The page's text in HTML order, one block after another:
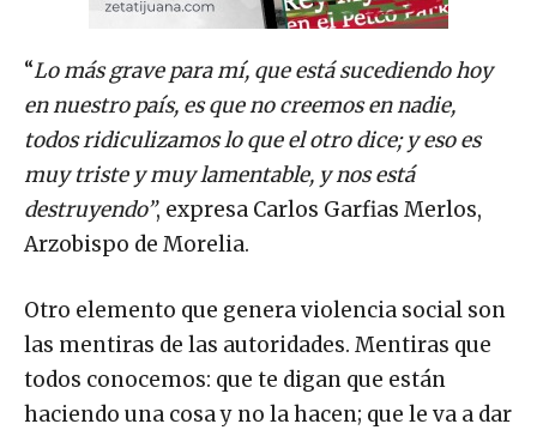
“Lo más grave para mí, que está sucediendo hoy
en nuestro país, es que no creemos en nadie,
todos ridiculizamos lo que el otro dice; y eso es
muy triste y muy lamentable, y nos está
destruyendo”, expresa Carlos Garfias Merlos,
Arzobispo de Morelia.
Otro elemento que genera violencia social son
las mentiras de las autoridades. Mentiras que
todos conocemos: que te digan que están
haciendo una cosa y no la hacen; que le va a dar